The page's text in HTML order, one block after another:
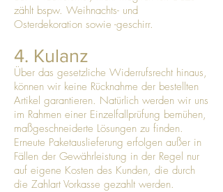
zählt bspw. Weihnachts- und
Osterdekoration sowie -geschirr.
4. Kulanz
Über das gesetzliche Widerrufsrecht hinaus,
können wir keine Rücknahme der bestellten
Artikel garantieren. Natürlich werden wir uns
im Rahmen einer Einzelfallprüfung bemühen,
maßgeschneiderte Lösungen zu finden.
Erneute Paketauslieferung erfolgen außer in
Fällen der Gewährleistung in der Regel nur
auf eigene Kosten des Kunden, die durch
die Zahlart Vorkasse gezahlt werden.